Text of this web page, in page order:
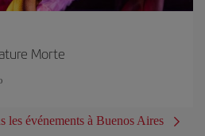
Morte
les événements à Buenos Aires